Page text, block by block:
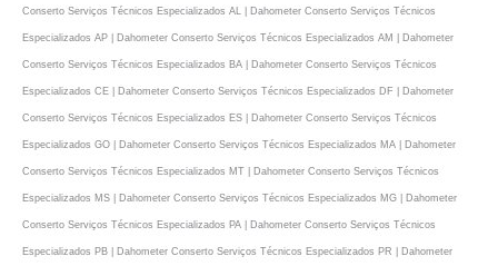
Conserto Serviços Técnicos Especializados AL | Dahometer Conserto Serviços Técnicos
Especializados AP | Dahometer Conserto Serviços Técnicos Especializados AM | Dahometer
Conserto Serviços Técnicos Especializados BA | Dahometer Conserto Serviços Técnicos
Especializados CE | Dahometer Conserto Serviços Técnicos Especializados DF | Dahometer
Conserto Serviços Técnicos Especializados ES | Dahometer Conserto Serviços Técnicos
Especializados GO | Dahometer Conserto Serviços Técnicos Especializados MA | Dahometer
Conserto Serviços Técnicos Especializados MT | Dahometer Conserto Serviços Técnicos
Especializados MS | Dahometer Conserto Serviços Técnicos Especializados MG | Dahometer
Conserto Serviços Técnicos Especializados PA | Dahometer Conserto Serviços Técnicos
Especializados PB | Dahometer Conserto Serviços Técnicos Especializados PR | Dahometer